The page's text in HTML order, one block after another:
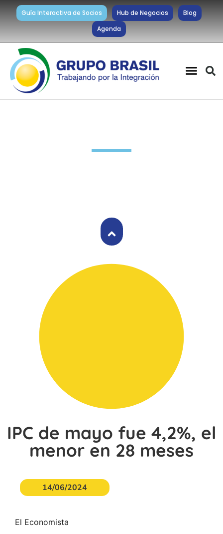
Guía Interactiva de Socios Hub de Negocios
Blog
Agenda
IPC de mayo fue 4,2%, el
menor en 28 meses
14/06/2024
El Economista